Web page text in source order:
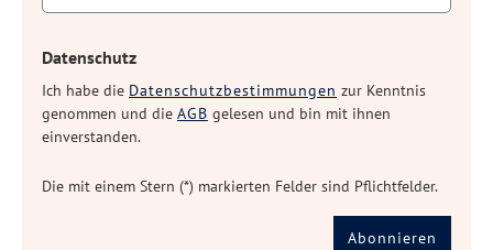
Datenschutz
Ich habe die Datenschutzbestimmungen zur Kenntnis
genommen und die AGB gelesen und bin mit ihnen
einverstanden.
Die mit einem Stern (*) markierten Felder sind Pflichtfelder.
Abonnieren